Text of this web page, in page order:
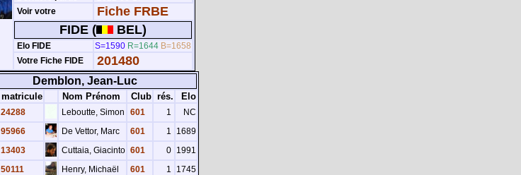
Voir votre
Fiche FRBE
FIDE (
BEL)
Elo FIDE S=1590 R=1644 B=1658
Votre Fiche FIDE
201480
Demblon, Jean-Luc
matricule Nom Prénom Club rés. Elo
24288 Leboutte, Simon 601 1
NC
95966 De Vettor, Marc 601 1
1689
13403 Cuttaia, Giacinto 601 0 1991
50111 Henry, Michaël 601 1
1745